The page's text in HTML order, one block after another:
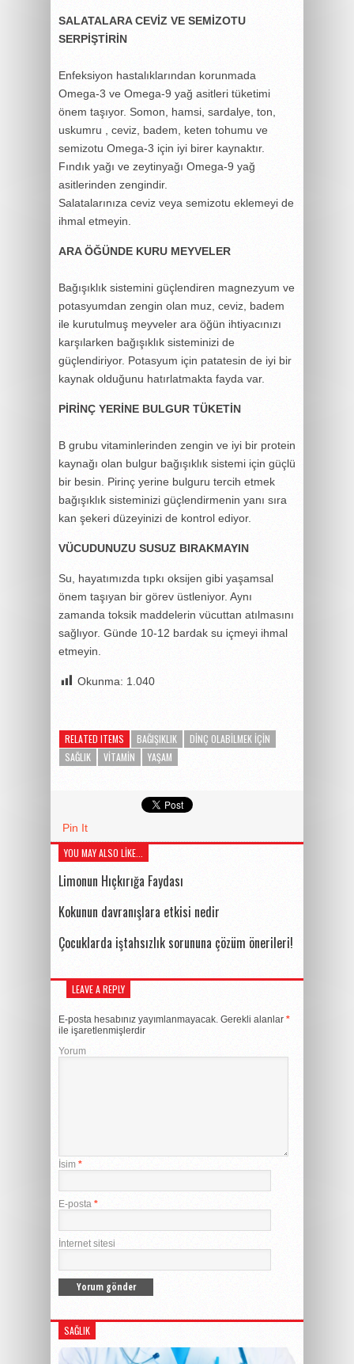
SALATALARA CEVİZ VE SEMİZOTU
SERPİŞTİRİN
Enfeksiyon hastalıklarından korunmada
Omega-3 ve Omega-9 yağ asitleri tüketimi
önem taşıyor. Somon, hamsi, sardalye, ton,
uskumru , ceviz, badem, keten tohumu ve
semizotu Omega-3 için iyi birer kaynaktır.
Fındık yağı ve zeytinyağı Omega-9 yağ
asitlerinden zengindir.
Salatalarınıza ceviz veya semizotu eklemeyi de
ihmal etmeyin.
ARA ÖĞÜNDE KURU MEYVELER
Bağışıklık sistemini güçlendiren magnezyum ve
potasyumdan zengin olan muz, ceviz, badem
ile kurutulmuş meyveler ara öğün ihtiyacınızı
karşılarken bağışıklık sisteminizi de
güçlendiriyor. Potasyum için patatesin de iyi bir
kaynak olduğunu hatırlatmakta fayda var.
PİRİNÇ YERİNE BULGUR TÜKETİN
B grubu vitaminlerinden zengin ve iyi bir protein
kaynağı olan bulgur bağışıklık sistemi için güçlü
bir besin. Pirinç yerine bulguru tercih etmek
bağışıklık sisteminizi güçlendirmenin yanı sıra
kan şekeri düzeyinizi de kontrol ediyor.
VÜCUDUNUZU SUSUZ BIRAKMAYIN
Su, hayatımızda tıpkı oksijen gibi yaşamsal
önem taşıyan bir görev üstleniyor. Aynı
zamanda toksik maddelerin vücuttan atılmasını
sağlıyor. Günde 10-12 bardak su içmeyi ihmal
etmeyin.
Okunma: 1.040
RELATED ITEMS BAĞIŞIKLIK
DINÇ OLABILMEK İÇIN
SAĞLIK
VITAMIN YAŞAM
Pin It
YOU MAY ALSO LIKE...
Limonun Hıçkırığa Faydası
Kokunun davranışlara etkisi nedir
Çocuklarda iştahsızlık sorununa çözüm önerileri!
LEAVE A REPLY
E-posta hesabınız yayımlanmayacak. Gerekli alanlar *
ile işaretlenmişlerdir
Yorum
İsim *
E-posta *
İnternet sitesi
SAĞLIK